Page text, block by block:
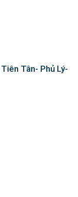
Tân- Phủ Lý-